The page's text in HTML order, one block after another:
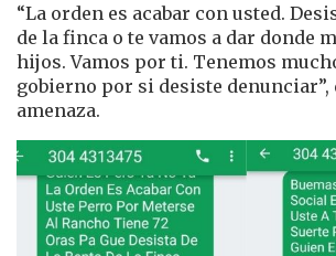
“La orden es acabar con usted.
de la finca o te vamos a dar donde
hijos. Vamos por ti. Tenemos
gobierno por si desiste denunciar”,
amenaza.